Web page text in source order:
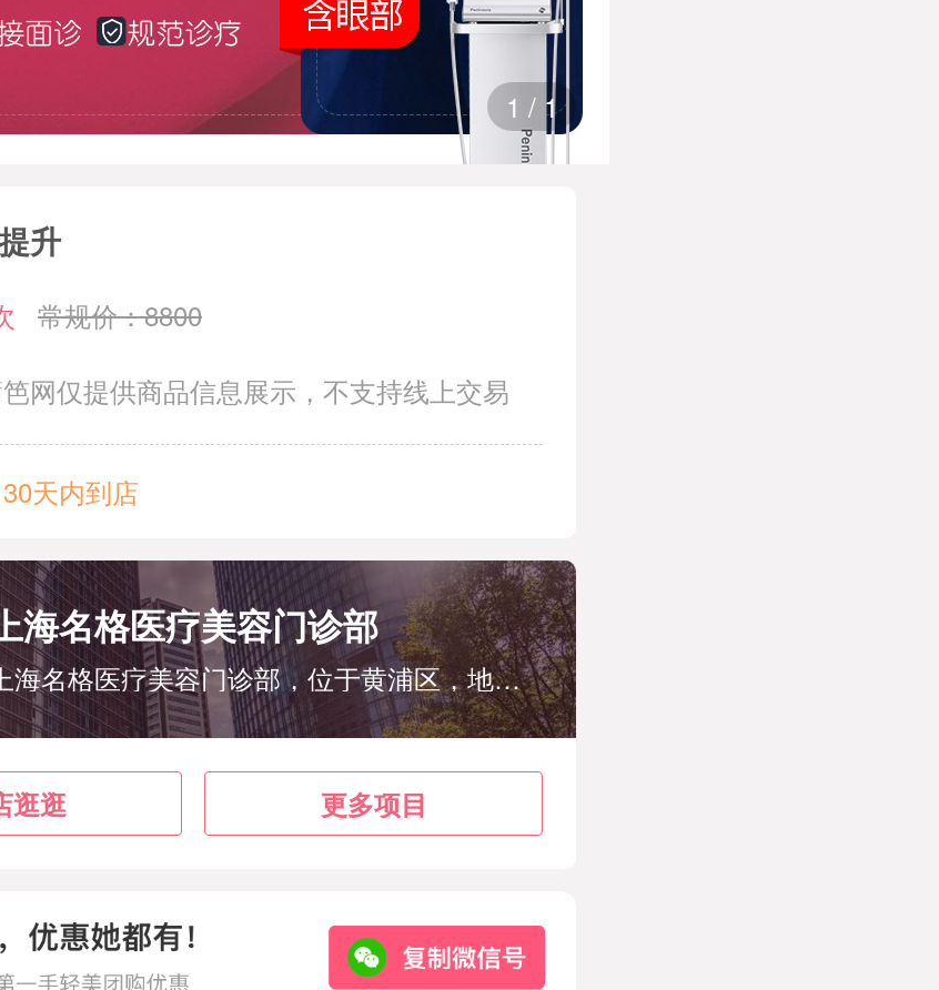
1 / 1
升
常规价：8800
网仅提供商品信息展示，不支持线上交易
天内到店
海名格医疗美容门诊部
上海名格医疗美容门诊部，位于黄浦区，地铁13号线世博会博物馆站，设有美容外科，美容皮肤科，美容牙科，麻醉科等科室。环境优雅，医生直接面诊。
逛逛 更多项目